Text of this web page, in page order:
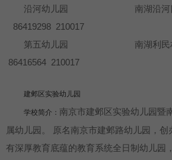
沿河幼儿园 南湖沿
86419298 210017
第五幼儿园 南湖
86416564 210017
建邺区实验幼儿园
学校简介： 南京市建邺区实验幼儿园暨
属幼儿园。 原名南京市建邺路幼儿园，
有深厚教育底蕴的教育系统全日制幼儿园